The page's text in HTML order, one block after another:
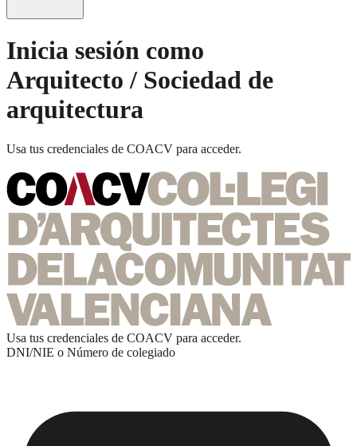
Inicia sesión como
Arquitecto / Sociedad de
arquitectura
Usa tus credenciales de COACV para acceder.
Usa tus credenciales de COACV para acceder.
DNI/NIE o Número de colegiado